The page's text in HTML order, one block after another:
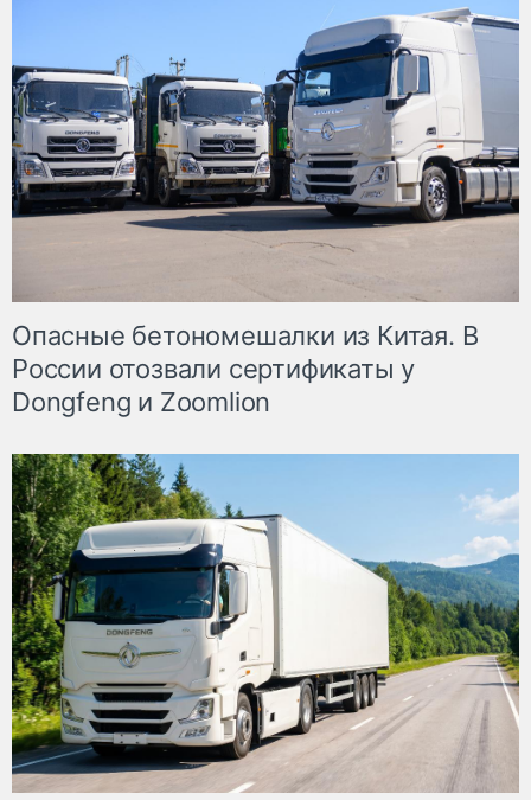
Опасные бетономешалки из Китая. В
России отозвали сертификаты у
Dongfeng и Zoomlion